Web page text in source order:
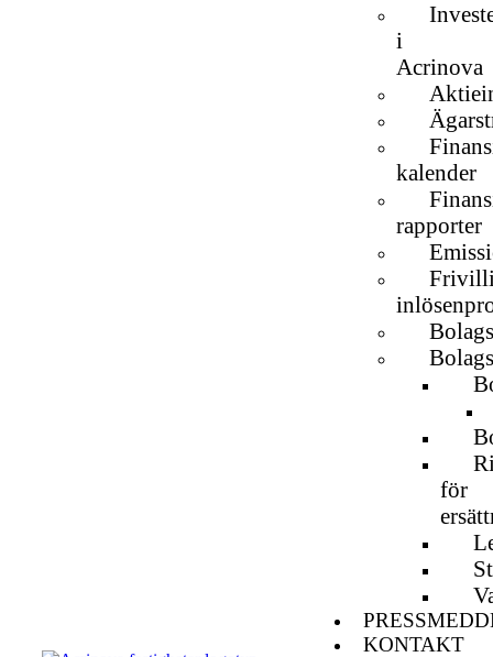
i
Acrinova
kalender
rapporter
för
KONTAKT